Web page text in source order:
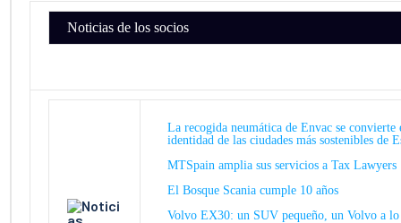
Noticias de los socios
La recogida neumática de Envac se convierte
identidad de las ciudades más sostenibles de
MTSpain amplia sus servicios a Tax Lawyers
El Bosque Scania cumple 10 años
Volvo EX30: un SUV pequeño, un Volvo a lo